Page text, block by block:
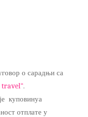
о сарадњи са
travel“.
куповинуа
отплате у